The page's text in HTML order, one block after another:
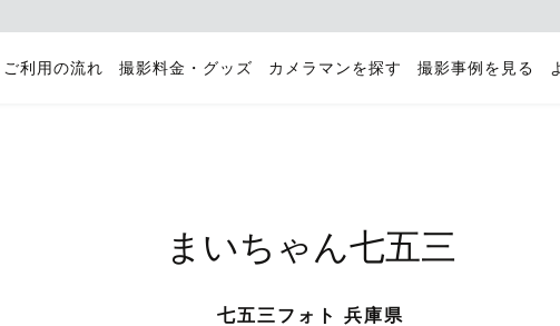
ご利用の流れ 撮影料金・グッズ カメラマンを探す 撮影事例を見る
まいちゃん七五三
七五三フォト 兵庫県